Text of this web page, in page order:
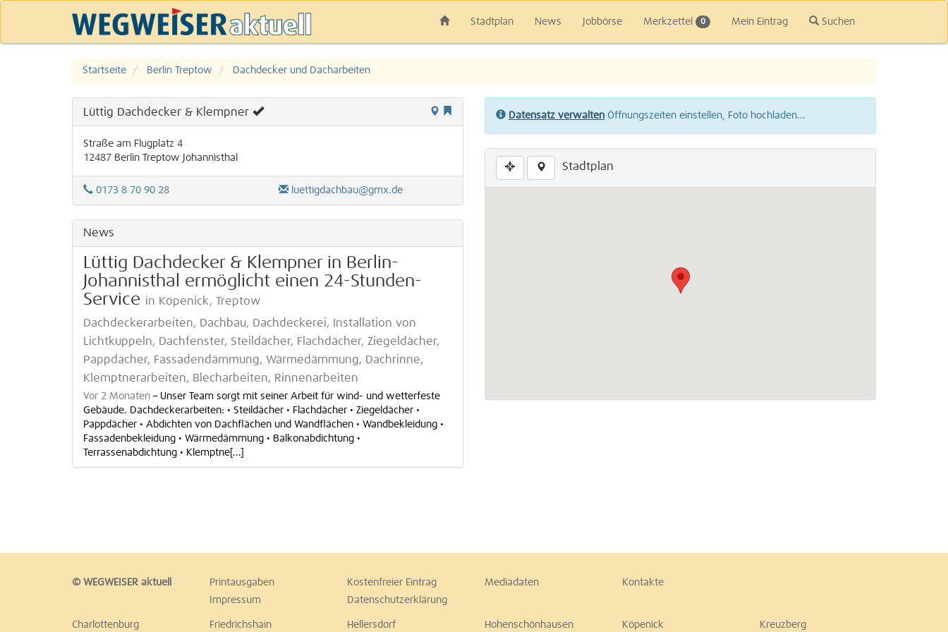
Stadtplan News Jobbörse Merkzettel 0 Mein Eintrag Suchen
Startseite Berlin Treptow Dachdecker und Dacharbeiten
Lüttig Dachdecker & Klempner
Straße am Flugplatz 4
12487 Berlin Treptow Johannisthal
0173 8 70 90 28 luettigdachbau@gmx.de
News
Lüttig Dachdecker & Klempner in Berlin-
Johannisthal ermöglicht einen 24-Stunden-
Service in Köpenick, Treptow
Dachdeckerarbeiten, Dachbau, Dachdeckerei, Installation von
Lichtkuppeln, Dachfenster, Steildächer, Flachdächer, Ziegeldächer,
Pappdächer, Fassadendämmung, Wärmedämmung, Dachrinne,
Klemptnerarbeiten, Blecharbeiten, Rinnenarbeiten
Vor 2 Monaten – Unser Team sorgt mit seiner Arbeit für wind- und wetterfeste
Gebäude. Dachdeckerarbeiten: • Steildächer • Flachdächer • Ziegeldächer •
Pappdächer • Abdichten von Dachflächen und Wandflächen • Wandbekleidung •
Fassadenbekleidung • Wärmedämmung • Balkonabdichtung •
Terrassenabdichtung • Klemptne[...]
Datensatz verwalten Öffnungszeiten einstellen, Foto hochladen...
Stadtplan
© WEGWEISER aktuell Printausgaben Kostenfreier Eintrag Mediadaten
Kontakte
Impressum
Datenschutzerklärung
Charlottenburg Friedrichshain Hellersdorf Hohenschönhausen Köpenick Kreuzberg